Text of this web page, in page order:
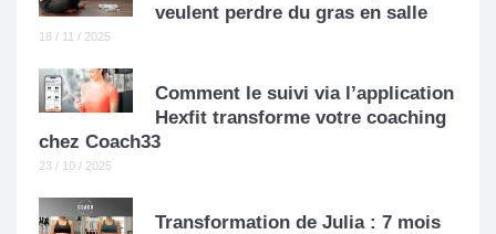
veulent perdre du gras en salle
18 / 11 / 2025
Comment le suivi via l’application
Hexfit transforme votre coaching
chez Coach33
23 / 10 / 2025
Transformation de Julia : 7 mois